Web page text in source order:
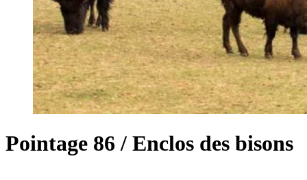
Pointage 86 / Enclos des bisons